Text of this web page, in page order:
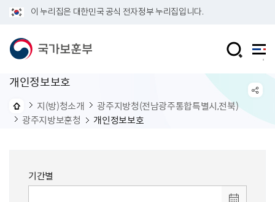
이 누리집은 대한민국 공식 전자정부 누리집입니다.
개인정보보호
지(방)청소개
광주지방청(전남광주통합특별시,전북)
광주지방보훈청
개인정보보호
기간별